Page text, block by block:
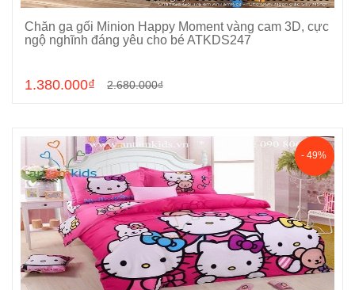
Chọn sản phẩm
Chăn ga gối Minion Happy Moment vàng cam 3D, cực
ngộ nghĩnh đáng yêu cho bé ATKDS247
1.380.000₫ 2.680.000₫
- 49%